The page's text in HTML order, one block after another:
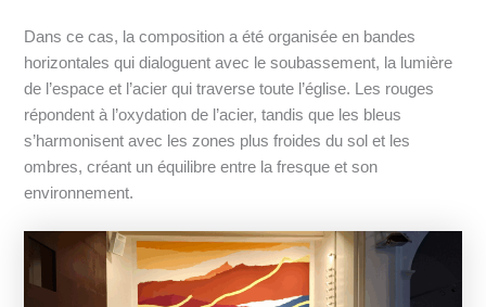
Dans ce cas, la composition a été organisée en bandes
horizontales qui dialoguent avec le soubassement, la lumière
de l’espace et l’acier qui traverse toute l’église. Les rouges
répondent à l’oxydation de l’acier, tandis que les bleus
s’harmonisent avec les zones plus froides du sol et les
ombres, créant un équilibre entre la fresque et son
environnement.